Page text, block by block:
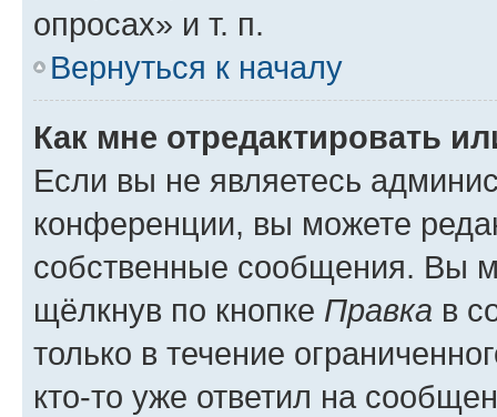
опросах» и т. п.
Вернуться к началу
Как мне отредактировать
Если вы не являетесь
конференции, вы можете
собственные сообщения. Вы
щёлкнув по кнопке Правка в
только в течение
кто-то уже ответил на